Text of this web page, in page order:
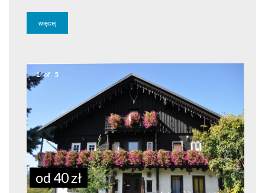
więcej
1 of 5
od 40 zł